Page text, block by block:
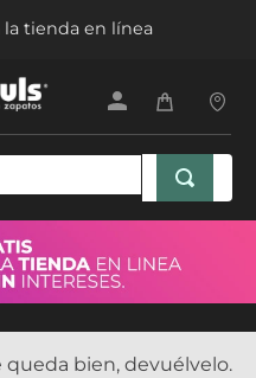
tienda en línea
bien, devuélvelo.